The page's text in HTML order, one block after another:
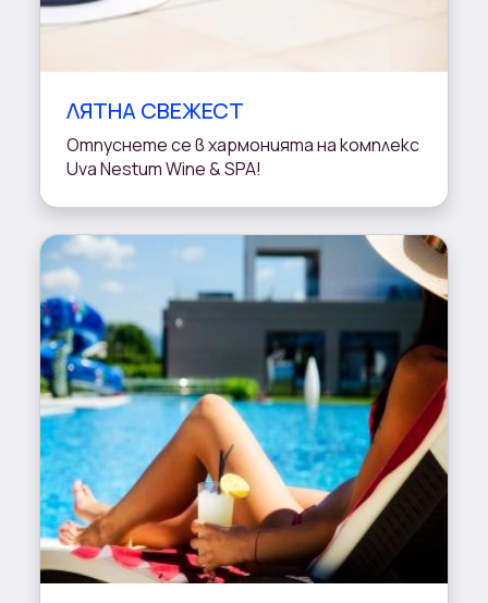
ЛЯТНА СВЕЖЕСТ
Отпуснете се в хармонията на комплекс
Uva Nestum Wine & SPA!